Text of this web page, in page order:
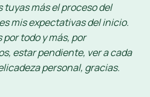
tuyas más el proceso del
mis expectativas del inicio.
todo y más, por
estar pendiente, ver a cada
personal, gracias.